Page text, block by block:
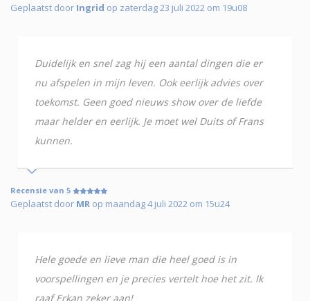
Geplaatst door Ingrid op zaterdag 23 juli 2022 om 19u08
Duidelijk en snel zag hij een aantal dingen die er
nu afspelen in mijn leven. Ook eerlijk advies over
toekomst. Geen goed nieuws show over de liefde
maar helder en eerlijk. Je moet wel Duits of Frans
kunnen.
Recensie van 5
Geplaatst door MR op maandag 4 juli 2022 om 15u24
Hele goede en lieve man die heel goed is in
voorspellingen en je precies vertelt hoe het zit. Ik
raaf Erkan zeker aan!